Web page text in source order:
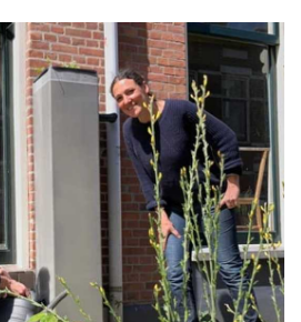
Brigades
Blog
Over ons
Contact